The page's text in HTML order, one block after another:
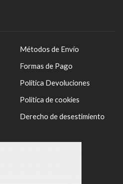
Métodos de Envío
Formas de Pago
Política Devoluciones
Política de cookies
Derecho de desestimiento